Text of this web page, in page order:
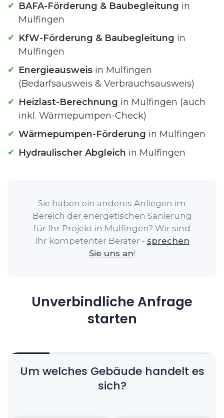
BAFA-Förderung & Baubegleitung in
Mulfingen
KfW-Förderung & Baubegleitung in
Mulfingen
Energieausweis in Mulfingen
(Bedarfsausweis & Verbrauchsausweis)
Heizlast-Berechnung in Mulfingen (auch
inkl. Wärmepumpen-Check)
Wärmepumpen-Förderung in Mulfingen
Hydraulischer Abgleich in Mulfingen
Sie haben ein anderes Anliegen im
Bereich der energetischen Sanierung
für Ihr Projekt in Mulfingen? Wir sind
Ihr kompetenter Berater - sprechen
Sie uns an!
Unverbindliche Anfrage
starten